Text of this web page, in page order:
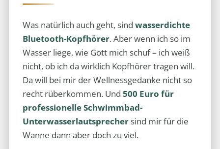
Was natürlich auch geht, sind wasserdichte
Bluetooth-Kopfhörer. Aber wenn ich so im
Wasser liege, wie Gott mich schuf – ich weiß
nicht, ob ich da wirklich Kopfhörer tragen will.
Da will bei mir der Wellnessgedanke nicht so
recht rüberkommen. Und 500 Euro für
professionelle Schwimmbad-
Unterwasserlautsprechersind mir für die
Wanne dann aber doch zu viel.